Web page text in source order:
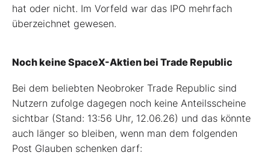
hat oder nicht. Im Vorfeld war das IPO mehrfach
überzeichnet gewesen.
Noch keine SpaceX-Aktien bei Trade Republic
Bei dem beliebten Neobroker Trade Republic sind
Nutzern zufolge dagegen noch keine Anteilsscheine
sichtbar (Stand: 13:56 Uhr, 12.06.26) und das könnte
auch länger so bleiben, wenn man dem folgenden
Post Glauben schenken darf: